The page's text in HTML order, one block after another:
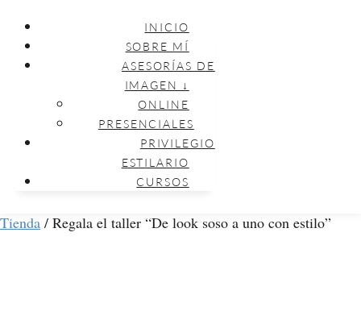
INICIO
SOBRE MÍ
ASESORÍAS DE
IMAGEN ↓
ONLINE
PRESENCIALES
PRIVILEGIO
ESTILARIO
CURSOS
Tienda / Regala el taller “De look soso a uno con estilo”